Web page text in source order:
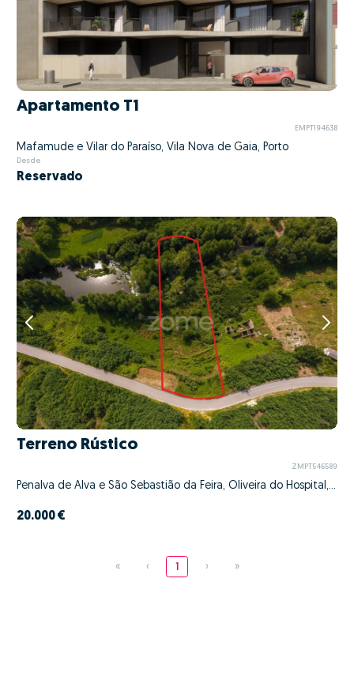
Apartamento T1
EMPT194638
Mafamude e Vilar do Paraíso, Vila Nova de Gaia, Porto
Desde
Reservado
Terreno Rústico
ZMPT546589
Penalva de Alva e São Sebastião da Feira, Oliveira do Hospital, Coimbra
20.000 €
« ‹ 1 › »